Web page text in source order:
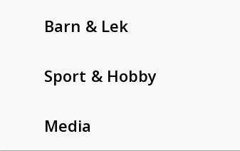
Barn & Lek
Sport & Hobby
Media